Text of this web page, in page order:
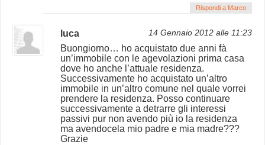
Rispondi a Marco
luca 14 Gennaio 2012 alle 11:23
Buongiorno… ho acquistato due anni fà
un’immobile con le agevolazioni prima casa
dove ho anche l’attuale residenza.
Successivamente ho acquistato un’altro
immobile in un’altro comune nel quale vorrei
prendere la residenza. Posso continuare
successivamente a detrarre gli interessi
passivi pur non avendo più io la residenza
ma avendocela mio padre e mia madre???
Grazie